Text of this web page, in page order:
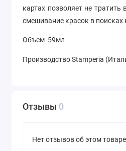
картах позволяет не тратить
смешивание красок в поисках
Объем 59мл
Производство Stamperia
Отзывы 0
Нет отзывов об этом